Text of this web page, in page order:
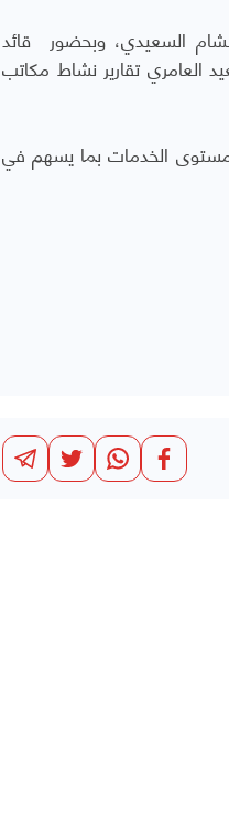
السعيدي، وبحضور قائد
العامري تقارير نشاط مكاتب
مستوى الخدمات بما يسهم في